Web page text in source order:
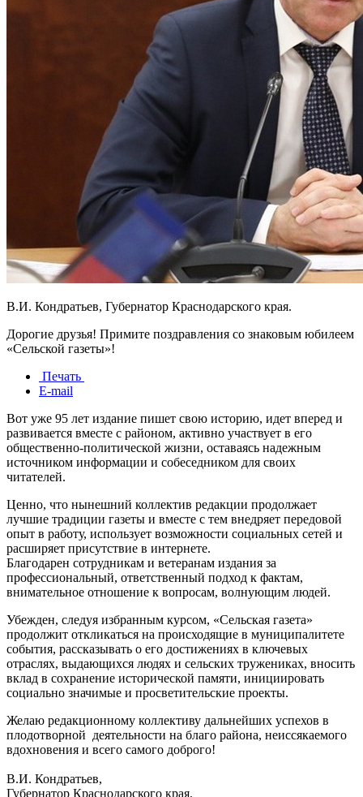
В.И. Кондратьев, Губернатор Краснодарского края.
Дорогие друзья! Примите поздравления со знаковым юбилеем
«Сельской газеты»!
Печать
E-mail
Вот уже 95 лет издание пишет свою историю, идет вперед и
развивается вместе с районом, активно участвует в его
общественно-политической жизни, оставаясь надежным
источником информации и собеседником для своих
читателей.
Ценно, что нынешний коллектив редакции продолжает
лучшие традиции газеты и вместе с тем внедряет передовой
опыт в работу, использует возможности социальных сетей и
расширяет присутствие в интернете.
Благодарен сотрудникам и ветеранам издания за
профессиональный, ответственный подход к фактам,
внимательное отношение к вопросам, волнующим людей.
Убежден, следуя избранным курсом, «Сельская газета»
продолжит откликаться на происходящие в муниципалитете
события, рассказывать о его достижениях в ключевых
отраслях, выдающихся людях и сельских тружениках, вносить
вклад в сохранение исторической памяти, инициировать
социально значимые и просветительские проекты.
Желаю редакционному коллективу дальнейших успехов в
плодотворной деятельности на благо района, неиссякаемого
вдохновения и всего самого доброго!
В.И. Кондратьев,
Губернатор Краснодарского края.